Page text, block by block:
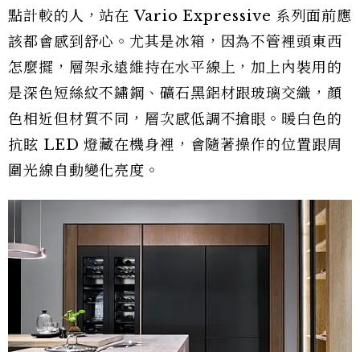
點計較的人，站在 Vario Expressive 系列面前應
該都會感到舒心。尤其是冰箱，因為不管裡頭東西
怎麼擺，層架永遠維持在水平線上，加上內裝用的
是深色短絲紋不鏽鋼、礦石黑鋁材跟玻璃交織，顏
色相近但材質不同，層次感低調不搶眼。暖白色的
抗眩 LED 燈藏在機身裡，會隨著操作的位置跟周
圍光線自動變化亮度。